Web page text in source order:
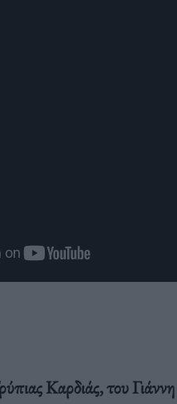
Καρδιάς, του